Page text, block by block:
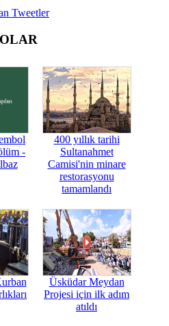
Tweetler
-
400 yıllık tarihi
Sultanahmet
Camisi'nin minare
restorasyonu
tamamlandı
Üsküdar Meydan
Projesi için ilk adım
atıldı